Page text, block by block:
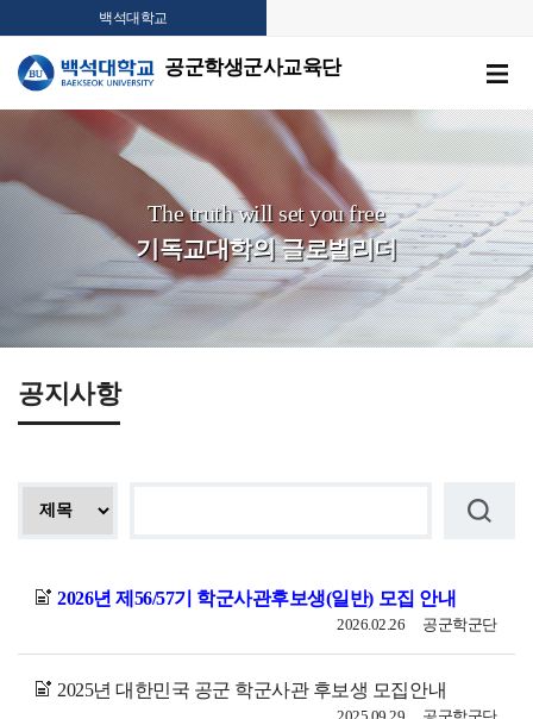
백석대학교
공군학생군사교육단
The truth will set you free
기독교대학의 글로벌리더
공지사항
2026년 제56/57기 학군사관후보생(일반) 모집 안내
공군학군단
2026.02.26
2025년 대한민국 공군 학군사관 후보생 모집안내